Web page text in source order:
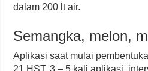
dalam 200 lt air.
Semangka, melon,
Aplikasi saat mulai
21 HST. 3 – 5 kali aplikasi,